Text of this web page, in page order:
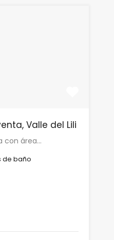
Valle del Lili
con área…
de baño